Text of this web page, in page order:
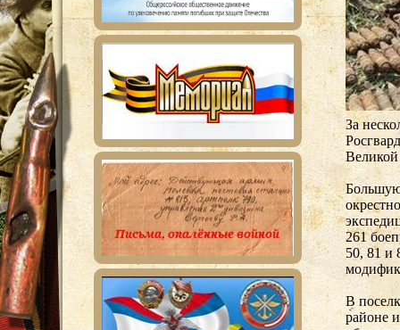
За
261
50, 81 и
В
районе